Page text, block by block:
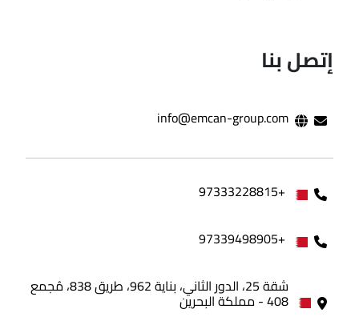
إتصل بنا
info@emcan-group.com
+97333228815
+97339498905
شقة 25، الدور الثاني، بناية 962، طريق 838، مُجمع
408 - مملكة البحرين